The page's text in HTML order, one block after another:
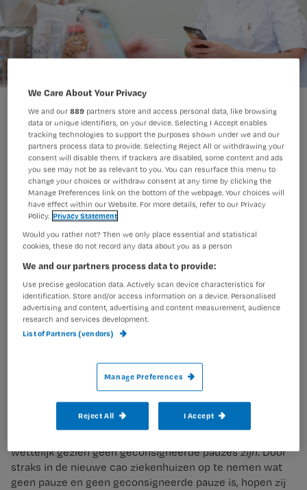
telefoon te scrollen?
Foto:Arno Massee
Als je bereikbaar moet zijn tijdens je
pauze (dag of nacht), heb je recht op
doorbetaling van het loon.
de bonden in hun inzet voor de nieuwe
cao ziekenhuizen.Ben jij bereikbaar
tijdens je pauzes?
De poll is inmiddels gesloten. Houd Nursing.nl in de gaten
Bereikbaar tijdens pauzes
Volgens vakbond NU’91 komt het regelmatig voor dat
verpleegkundigen geen echte pauzes hebben, of dat er in
wettelijk gezien geen geconsigneerde pauzeszijn. Door
straks in de nieuwe cao ziekenhuizen op te nemen wat
geen pauze en geen geconsigneerde pauze is, hopen zij
We Care About Your Privacy
We and our889 partners store and access personal data, like browsing
data or unique identifiers, on your device. Selecting I Accept enables
tracking technologies to support the purposes shown under we and our
partners process data to provide. Selecting Reject All or withdrawing your
consent will disable them. If trackers are disabled, some content and ads
you see may not be as relevant to you. You can resurface this menu to
change your choices or withdraw consent at any time by clicking the
Manage Preferences link on the bottom of the webpage. Your choices will
have effect within our Website. For more details, refer to our Privacy
Policy. Privacy Statement
Would you rather not? Then we only place essential and statistical
cookies, these do not record any data about you as a person
We and our partners process data to provide:
Use precise geolocation data. Actively scan device characteristics for
identification. Store and/or access information on a device. Personalised
advertising and content, advertising and content measurement, audience
research and services development.
List of Partners (vendors)
Manage Preferences
Reject All I Accept